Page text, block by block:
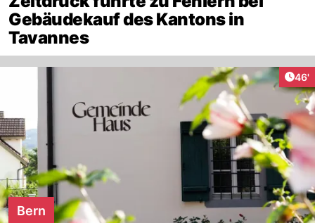
Gebäudekauf des Kantons in
Tavannes
46'
Bern